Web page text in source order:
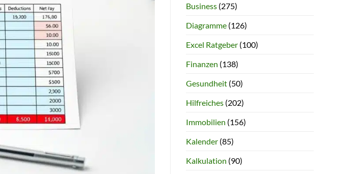
Business(275)
Diagramme(126)
Excel Ratgeber(100)
Finanzen (138)
Gesundheit(50)
Hilfreiches(202)
Immobilien (156)
Kalender(85)
Kalkulation (90)